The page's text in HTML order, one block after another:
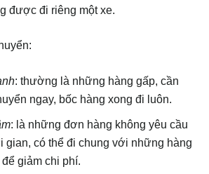
được đi riêng một xe.
: thường là những hàng gấp, cần
ngay, bốc hàng xong đi luôn.
: là những đơn hàng không yêu cầu
gian, có thể đi chung với những hàng
giảm chi phí.